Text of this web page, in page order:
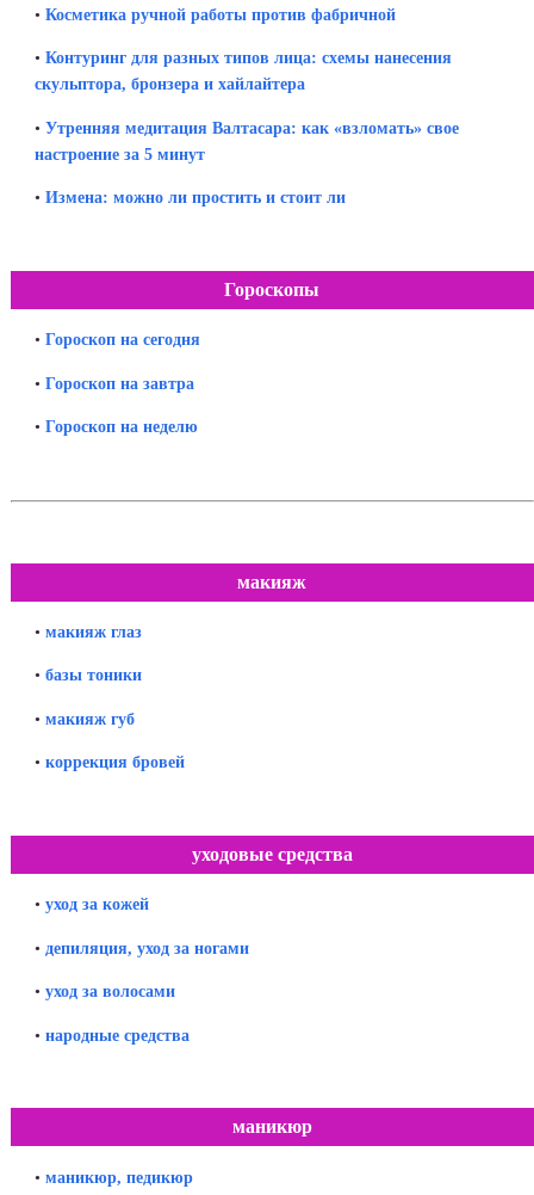
• Косметика ручной работы против фабричной
• Контуринг для разных типов лица: схемы нанесения
скульптора, бронзера и хайлайтера
• Утренняя медитация Валтасара: как «взломать» свое
настроение за 5 минут
• Измена: можно ли простить и стоит ли
Гороскопы
• Гороскоп на сегодня
• Гороскоп на завтра
• Гороскоп на неделю
макияж
• макияж глаз
• базы тоники
• макияж губ
• коррекция бровей
уходовые средства
• уход за кожей
• депиляция, уход за ногами
• уход за волосами
• народные средства
маникюр
• маникюр, педикюр